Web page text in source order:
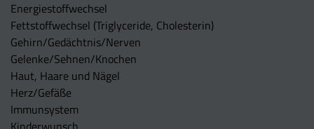
Energiestoffwechsel
Fettstoffwechsel (Triglyceride, Cholesterin)
Gehirn/Gedächtnis/Nerven
Gelenke/Sehnen/Knochen
Haut, Haare und Nägel
Herz/Gefäße
Immunsystem